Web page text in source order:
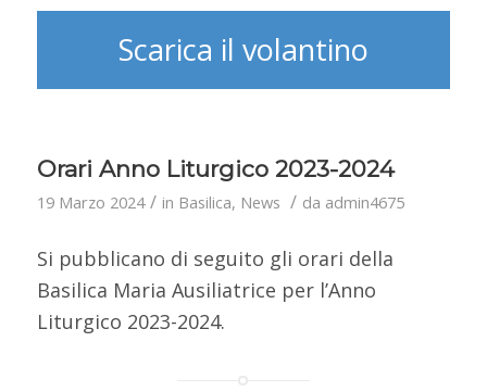
Scarica il volantino
Orari Anno Liturgico 2023-2024
19 Marzo 2024 / in Basilica, News / da admin4675
Si pubblicano di seguito gli orari della
Basilica Maria Ausiliatrice per l’Anno
Liturgico 2023-2024.